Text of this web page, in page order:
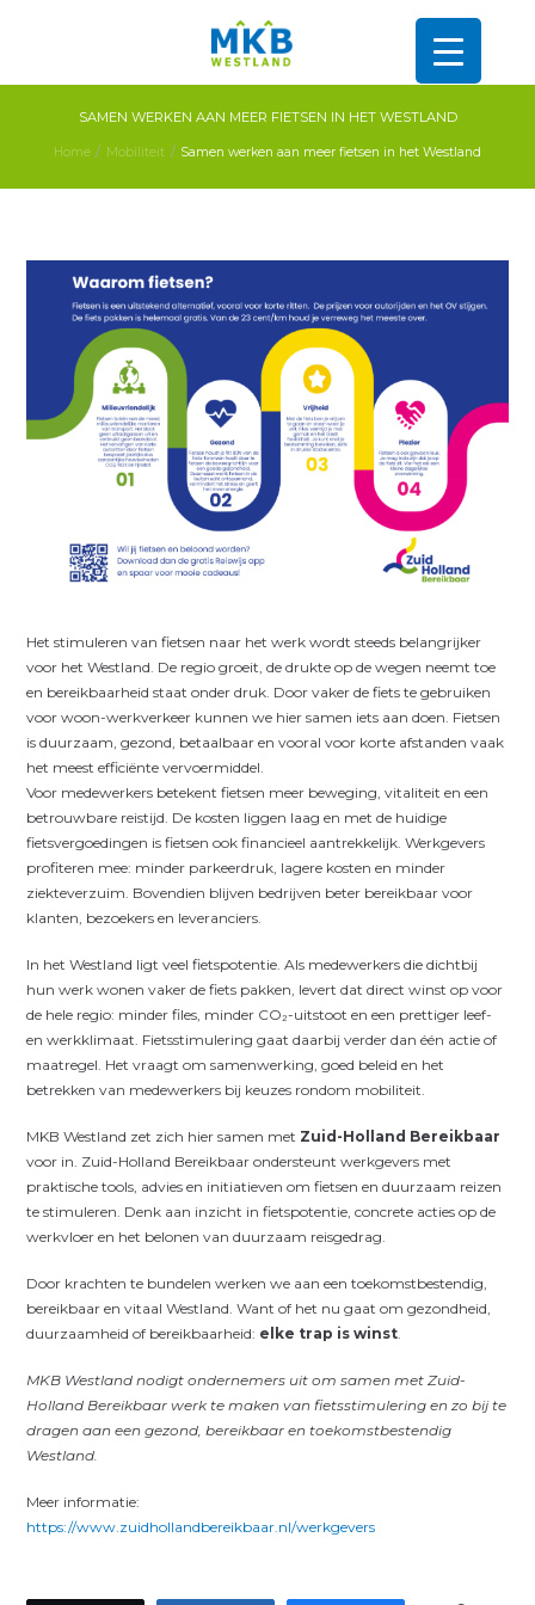
SAMEN WERKEN AAN MEER FIETSEN IN HET WESTLAND
Home Mobiliteit Samen werken aan meer fietsen in het Westland
Het stimuleren van fietsen naar het werk wordt steeds belangrijker
voor het Westland. De regio groeit, de drukte op de wegen neemt toe
en bereikbaarheid staat onder druk. Door vaker de fiets te gebruiken
voor woon-werkverkeer kunnen we hier samen iets aan doen. Fietsen
is duurzaam, gezond, betaalbaar en vooral voor korte afstanden vaak
het meest efficiënte vervoermiddel.
Voor medewerkers betekent fietsen meer beweging, vitaliteit en een
betrouwbare reistijd. De kosten liggen laag en met de huidige
fietsvergoedingen is fietsen ook financieel aantrekkelijk. Werkgevers
profiteren mee: minder parkeerdruk, lagere kosten en minder
ziekteverzuim. Bovendien blijven bedrijven beter bereikbaar voor
klanten, bezoekers en leveranciers.
In het Westland ligt veel fietspotentie. Als medewerkers die dichtbij
hun werk wonen vaker de fiets pakken, levert dat direct winst op voor
de hele regio: minder files, minder CO₂-uitstoot en een prettiger leef-
en werkklimaat. Fietsstimulering gaat daarbij verder dan één actie of
maatregel. Het vraagt om samenwerking, goed beleid en het
betrekken van medewerkers bij keuzes rondom mobiliteit.
MKB Westland zet zich hier samen met Zuid-Holland Bereikbaar
voor in. Zuid-Holland Bereikbaar ondersteunt werkgevers met
praktische tools, advies en initiatieven om fietsen en duurzaam reizen
te stimuleren. Denk aan inzicht in fietspotentie, concrete acties op de
werkvloer en het belonen van duurzaam reisgedrag.
Door krachten te bundelen werken we aan een toekomstbestendig,
bereikbaar en vitaal Westland. Want of het nu gaat om gezondheid,
duurzaamheid of bereikbaarheid: elke trap is winst
MKB Westland nodigt ondernemers uit om samen met Zuid-
Holland Bereikbaar werk te maken van fietsstimulering en zo bij te
dragen aan een gezond, bereikbaar en toekomstbestendig
Westland.
Meer informatie:
https://www.zuidhollandbereikbaar.nl/werkgevers